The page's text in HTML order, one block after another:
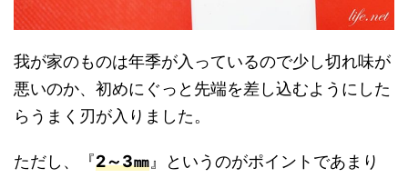
我が家のものは年季が入っているので少し切れ味が
悪いのか、初めにぐっと先端を差し込むようにした
らうまく刃が入りました。
ただし、『2～3㎜』というのがポイントであまり